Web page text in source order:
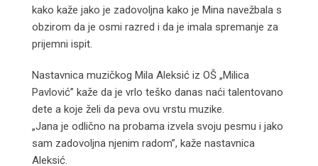
kako kaže jako je zadovoljna kako je Mina navežbala s
obzirom da je osmi razred i da je imala spremanje za
prijemni ispit.
Nastavnica muzičkog Mila Aleksić iz OŠ „Milica
Pavlović” kaže da je vrlo teško danas naći talentovano
dete a koje želi da peva ovu vrstu muzike.
„Jana je odlično na probama izvela svoju pesmu i jako
sam zadovoljna njenim radom”, kaže nastavnica
Aleksić.